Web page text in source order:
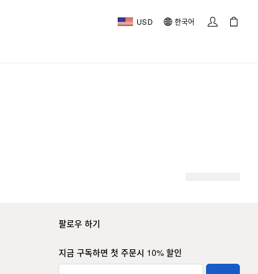
USD 한국어
팔로우 하기
지금 구독하면 첫 주문시 10% 할인